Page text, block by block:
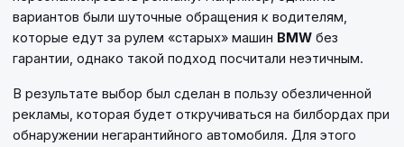
вариантов были шуточные обращения к водителям,
которые едут за рулем «старых» машин BMW без
гарантии, однако такой подход посчитали неэтичным.
В результате выбор был сделан в пользу обезличенной
рекламы, которая будет откручиваться на билбордах при
обнаружении негарантийного автомобиля. Для этого